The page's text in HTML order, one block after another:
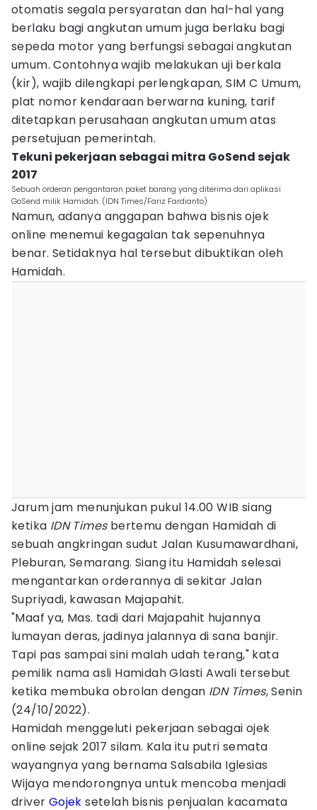
otomatis segala persyaratan dan hal-hal yang
berlaku bagi angkutan umum juga berlaku bagi
sepeda motor yang berfungsi sebagai angkutan
umum. Contohnya wajib melakukan uji berkala
(kir), wajib dilengkapi perlengkapan, SIM C Umum,
plat nomor kendaraan berwarna kuning, tarif
ditetapkan perusahaan angkutan umum atas
persetujuan pemerintah.
Tekuni pekerjaan sebagai mitra GoSend sejak
2017
Sebuah orderan pengantaran paket barang yang diterima dari aplikasi
GoSend milik Hamidah. (IDN Times/Fariz Fardianto)
Namun, adanya anggapan bahwa bisnis ojek
online menemui kegagalan tak sepenuhnya
benar. Setidaknya hal tersebut dibuktikan oleh
Hamidah.
Jarum jam menunjukan pukul 14.00 WIB siang
ketika IDN Timesbertemu dengan Hamidah di
sebuah angkringan sudut Jalan Kusumawardhani,
Pleburan, Semarang. Siang itu Hamidah selesai
mengantarkan orderannya di sekitar Jalan
Supriyadi, kawasan Majapahit.
"Maaf ya, Mas. tadi dari Majapahit hujannya
lumayan deras, jadinya jalannya di sana banjir.
Tapi pas sampai sini malah udah terang," kata
pemilik nama asli Hamidah Glasti Awali tersebut
ketika membuka obrolan dengan IDN Times, Senin
(24/10/2022).
Hamidah menggeluti pekerjaan sebagai ojek
online sejak 2017 silam. Kala itu putri semata
wayangnya yang bernama Salsabila Iglesias
Wijaya mendorongnya untuk mencoba menjadi
driver Gojek setelah bisnis penjualan kacamata